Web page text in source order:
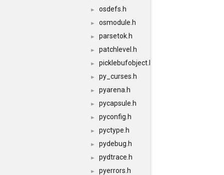
► osdefs.h
► osmodule.h
► parsetok.h
► patchlevel.h
► picklebufobject.h
► py_curses.h
► pyarena.h
► pycapsule.h
► pyconfig.h
► pyctype.h
► pydebug.h
► pydtrace.h
► pyerrors.h